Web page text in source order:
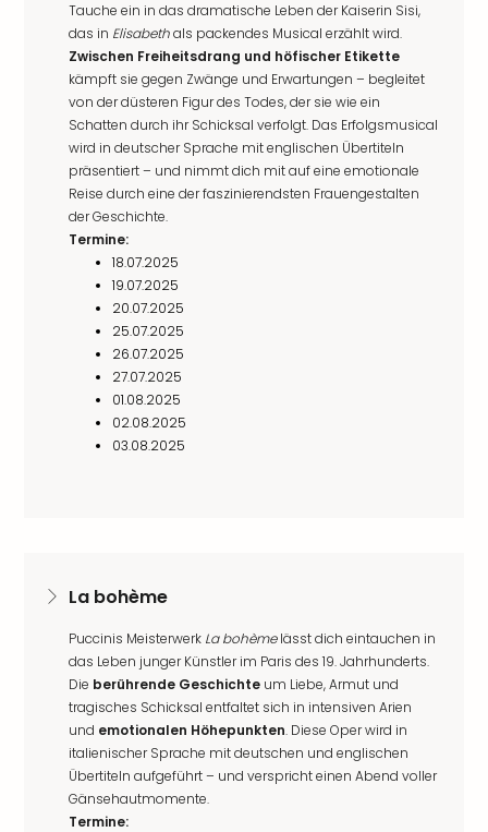
Tauche ein in das dramatische Leben der Kaiserin Sisi,
das in Elisabethals packendes Musical erzählt wird.
Zwischen Freiheitsdrang und höfischer Etikette
kämpft sie gegen Zwänge und Erwartungen – begleitet
von der düsteren Figur des Todes, der sie wie ein
Schatten durch ihr Schicksal verfolgt. Das Erfolgsmusical
wird in deutscher Sprache mit englischen Übertiteln
präsentiert – und nimmt dich mit auf eine emotionale
Reise durch eine der faszinierendsten Frauengestalten
der Geschichte.
Termine:
18.07.2025
19.07.2025
20.07.2025
25.07.2025
26.07.2025
27.07.2025
01.08.2025
02.08.2025
03.08.2025
La bohème
Puccinis Meisterwerk La bohèmelässt dich eintauchen in
das Leben junger Künstler im Paris des 19. Jahrhunderts.
Die berührende Geschichte um Liebe, Armut und
tragisches Schicksal entfaltet sich in intensiven Arien
und emotionalen Höhepunkten. Diese Oper wird in
italienischer Sprache mit deutschen und englischen
Übertiteln aufgeführt – und verspricht einen Abend voller
Gänsehautmomente.
Termine: